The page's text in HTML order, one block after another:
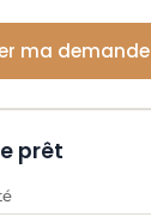
ma demande
prêt